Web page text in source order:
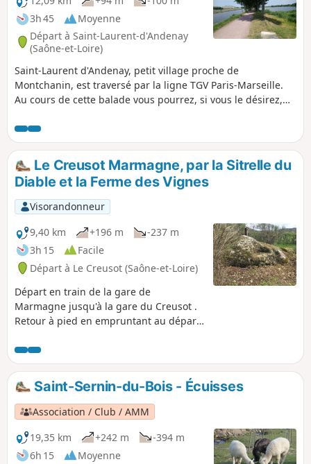
3h 45
Moyenne
Départ à Saint-Laurent-d'Andenay
(Saône-et-Loire)
Saint-Laurent d'Andenay, petit village proche de
Montchanin, est traversé par la ligne TGV Paris-Marseille.
Au cours de cette balade vous pourrez, si vous le désirez,
vous avez des tables à votre disposition.
Le Creusot Marmagne, par la Sitrelle du
Diable et la Ferme des Vignes
Visorandonneur
9,40 km
+196 m
-237 m
3h 15
Facile
Départ à Le Creusot (Saône-et-Loire)
Départ en train de la gare de
Marmagne jusqu'à la gare du Creusot .
Retour à pied en empruntant au départ
train des Combes, puis chemin en sous-
bois. Arrivée à la gare de Marmagne.
Saint-Sernin-du-Bois - Écuisses
Association / Club / AMM
19,35 km
+242 m
-394 m
6h 15
Moyenne